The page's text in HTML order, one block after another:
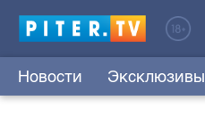
Новости Эксклюзивы